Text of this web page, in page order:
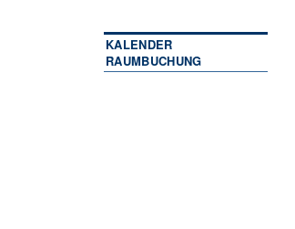
KALENDER
RAUMBUCHUNG